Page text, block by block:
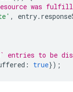
was
, entry.
to be
: true});